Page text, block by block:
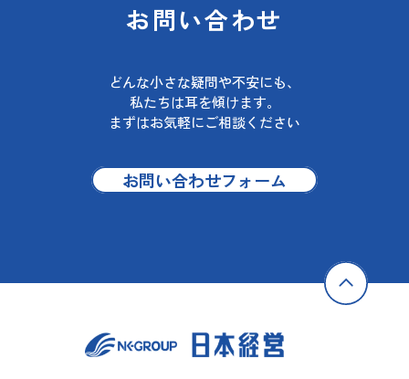
お問い合わせ
どんな小さな疑問や不安にも、
私たちは耳を傾けます。
まずはお気軽にご相談ください
お問い合わせフォーム